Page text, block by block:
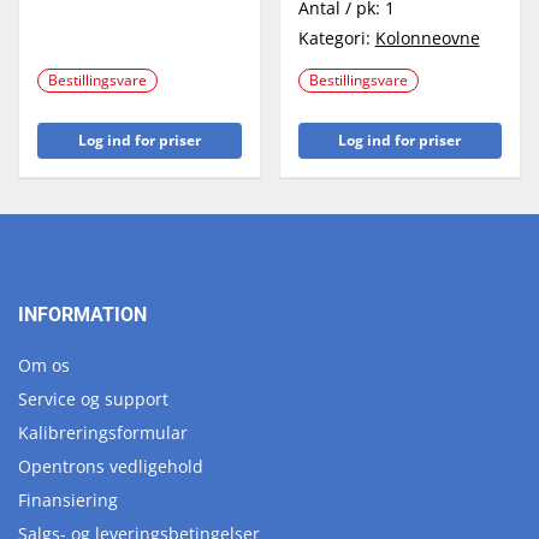
Bestillingsvare
Log ind for priser
Antal / pk: 1
Kategori: Kolonneovne
Bestillingsvare
Log ind for priser
INFORMATION
Om os
Service og support
Kalibreringsformular
Opentrons vedligehold
Finansiering
Salgs- og leveringsbetingelser